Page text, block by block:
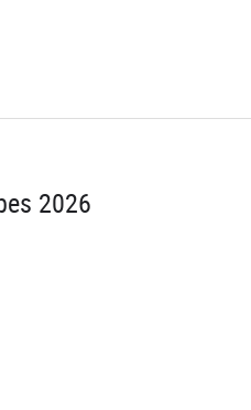
2026